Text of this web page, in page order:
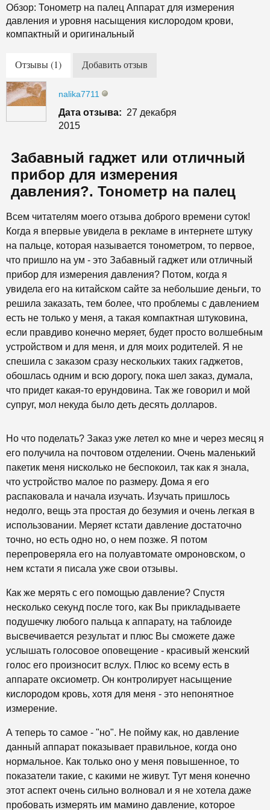
Обзор: Тонометр на палец Аппарат для измерения
давления и уровня насыщения кислородом крови,
компактный и оригинальный
Отзывы (1) Добавить отзыв
nalika7711
Дата отзыва: 27 декабря
2015
Забавный гаджет или отличный
прибор для измерения
давления?. Тонометр на палец
Всем читателям моего отзыва доброго времени суток!
Когда я впервые увидела в рекламе в интернете штуку
на пальце, которая называется тонометром, то первое,
что пришло на ум - это Забавный гаджет или отличный
прибор для измерения давления? Потом, когда я
увидела его на китайском сайте за небольшие деньги, то
решила заказать, тем более, что проблемы с давлением
есть не только у меня, а такая компактная штуковина,
если правдиво конечно меряет, будет просто волшебным
устройством и для меня, и для моих родителей. Я не
спешила с заказом сразу нескольких таких гаджетов,
обошлась одним и всю дорогу, пока шел заказ, думала,
что придет какая-то ерундовина. Так же говорил и мой
супруг, мол некуда было деть десять долларов.
Но что поделать? Заказ уже летел ко мне и через месяц я
его получила на почтовом отделении. Очень маленький
пакетик меня нисколько не беспокоил, так как я знала,
что устройство малое по размеру. Дома я его
распаковала и начала изучать. Изучать пришлось
недолго, вещь эта простая до безумия и очень легкая в
использовании. Меряет кстати давление достаточно
точно, но есть одно но, о нем позже. Я потом
перепроверяла его на полуавтомате омроновском, о
нем кстати я писала уже свои отзывы.
Как же мерять с его помощью давление? Спустя
несколько секунд после того, как Вы прикладываете
подушечку любого пальца к аппарату, на таблоиде
высвечивается результат и плюс Вы сможете даже
услышать голосовое оповещение - красивый женский
голос его произносит вслух. Плюс ко всему есть в
аппарате оксиометр. Он контролирует насыщение
кислородом кровь, хотя для меня - это непонятное
измерение.
А теперь то самое - "но". Не пойму как, но давление
данный аппарат показывает правильное, когда оно
нормальное. Как только оно у меня повышенное, то
показатели такие, с какими не живут. Тут меня конечно
этот аспект очень сильно волновал и я не хотела даже
пробовать измерять им мамино давление, которое